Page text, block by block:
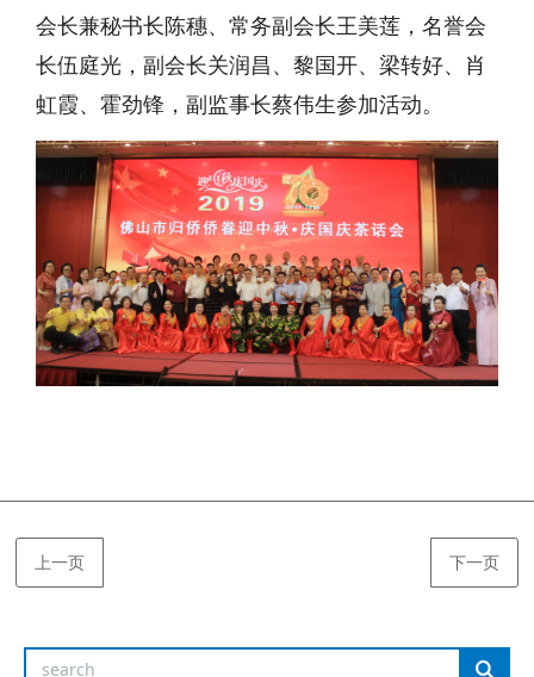
会长兼秘书长陈穗、常务副会长王美莲，名誉会
长伍庭光，副会长关润昌、黎国开、梁转好、肖
虹霞、霍劲锋，副监事长蔡伟生参加活动。
上一页 下一页